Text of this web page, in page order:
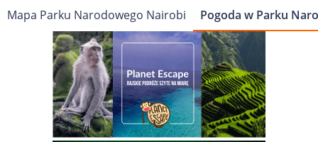
Cel podróży
Afryka Kenia Park Narodowy Nairobi Pogoda
Mapa Parku Narodowego Nairobi Pogoda w Parku